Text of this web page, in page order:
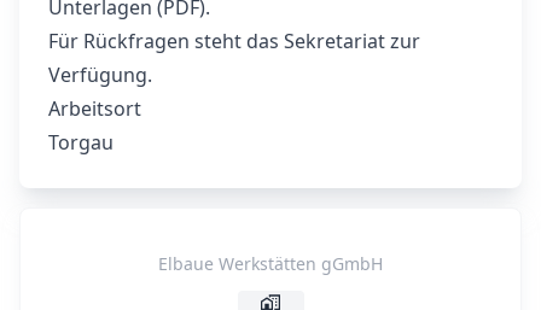
Unterlagen (PDF).
Für Rückfragen steht das Sekretariat zur
Verfügung.
Arbeitsort
Torgau
Elbaue Werkstätten gGmbH